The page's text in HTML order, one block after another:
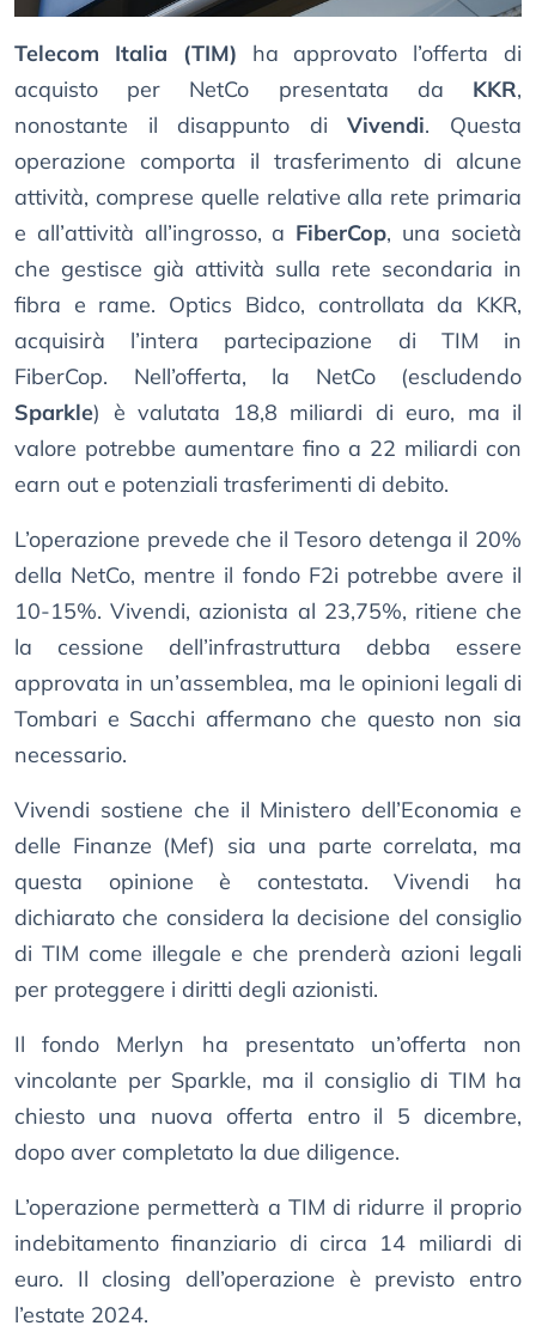
Telecom Italia (TIM) ha approvato l’offerta di
acquisto per NetCo presentata da KKR,
nonostante il disappunto diVivendi. Questa
operazione comporta il trasferimento di alcune
attività, comprese quelle relative alla rete primaria
e all’attività all’ingrosso, a FiberCop, una società
che gestisce già attività sulla rete secondaria in
fibra e rame. Optics Bidco, controllata da KKR,
acquisirà l’intera partecipazione di TIM in
FiberCop. Nell’offerta, la NetCo (escludendo
Sparkle) è valutata 18,8 miliardi di euro, ma il
valore potrebbe aumentare fino a 22 miliardi con
earn out e potenziali trasferimenti di debito.
L’operazione prevede che il Tesoro detenga il 20%
della NetCo, mentre il fondo F2i potrebbe avere il
10-15%. Vivendi, azionista al 23,75%, ritiene che
la cessione dell’infrastruttura debba essere
approvata in un’assemblea, ma le opinioni legali di
Tombari e Sacchi affermano che questo non sia
necessario.
Vivendi sostiene che il Ministero dell’Economia e
delle Finanze (Mef) sia una parte correlata, ma
questa opinione è contestata. Vivendi ha
dichiarato che considera la decisione del consiglio
di TIM come illegale e che prenderà azioni legali
per proteggere i diritti degli azionisti.
Il fondo Merlyn ha presentato un’offerta non
vincolante per Sparkle, ma il consiglio di TIM ha
chiesto una nuova offerta entro il 5 dicembre,
dopo aver completato la due diligence.
L’operazione permetterà a TIM di ridurre il proprio
indebitamento finanziario di circa 14 miliardi di
euro. Il closing dell’operazione è previsto entro
l’estate 2024.